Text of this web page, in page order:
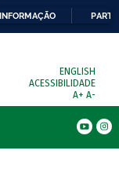
ENGLISH
ACESSIBILIDADE
A+ A-